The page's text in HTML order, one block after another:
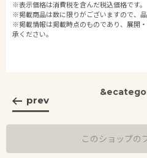
※表示価格は消費税を含んだ税込価格です。
※掲載商品は数に限りがございますので、品
※掲載情報は掲載時点のものであり、展開
承ください。
prev
このショップの